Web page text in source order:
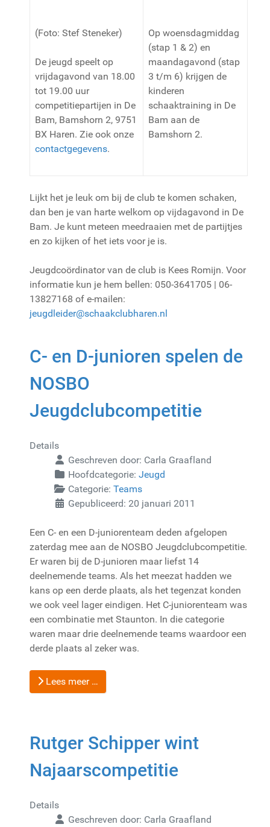
(Foto: Stef Steneker)
De jeugd speelt op
vrijdagavond van 18.00
tot 19.00 uur
competitiepartijen in De
Bam, Bamshorn 2, 9751
BX Haren. Zie ook onze
contactgegevens.
Op woensdagmiddag
(stap 1 & 2) en
maandagavond (stap
3 t/m 6) krijgen de
kinderen
schaaktraining in De
Bam aan de
Bamshorn 2.
Lijkt het je leuk om bij de club te komen schaken,
dan ben je van harte welkom op vijdagavond in De
Bam. Je kunt meteen meedraaien met de partijtjes
en zo kijken of het iets voor je is.
Jeugdcoördinator van de club is Kees Romijn. Voor
informatie kun je hem bellen: 050-3641705 | 06-
13827168 of e-mailen:
jeugdleider@schaakclubharen.nl
C- en D-junioren spelen de
NOSBO
Jeugdclubcompetitie
Details
Geschreven door: Carla Graafland
Hoofdcategorie: Jeugd
Categorie: Teams
Gepubliceerd: 20 januari 2011
Een C- en een D-juniorenteam deden afgelopen
zaterdag mee aan de NOSBO Jeugdclubcompetitie.
Er waren bij de D-junioren maar liefst 14
deelnemende teams. Als het meezat hadden we
kans op een derde plaats, als het tegenzat konden
we ook veel lager eindigen. Het C-juniorenteam was
een combinatie met Staunton. In die categorie
waren maar drie deelnemende teams waardoor een
derde plaats al zeker was.
Lees meer …
Rutger Schipper wint
Najaarscompetitie
Details
Geschreven door: Carla Graafland